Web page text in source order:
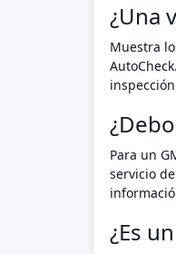
¿Una
Muestra
Para un
servicio
¿Es